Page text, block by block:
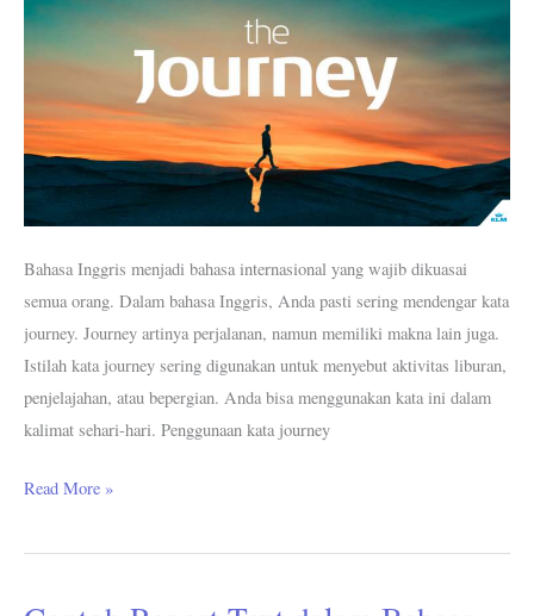
Bahasa Inggris menjadi bahasa internasional yang wajib dikuasai
semua orang. Dalam bahasa Inggris, Anda pasti sering mendengar kata
journey. Journey artinya perjalanan, namun memiliki makna lain juga.
Istilah kata journey sering digunakan untuk menyebut aktivitas liburan,
penjelajahan, atau bepergian. Anda bisa menggunakan kata ini dalam
kalimat sehari-hari. Penggunaan kata journey
Indonesia?
Cek
Read More »